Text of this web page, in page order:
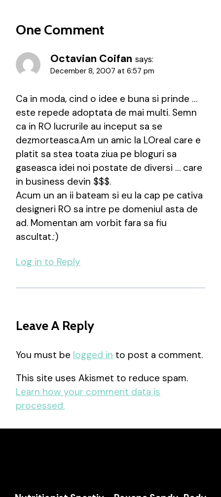
One Comment
Octavian Coifan says:
December 8, 2007 at 6:57 pm
Ca in moda, cind o idee e buna si prinde …
este repede adoptata de mai multi. Semn
ca in RO lucrurile au inceput sa se
dezmorteasca.Am un amic la LOreal care e
platit sa stea toata ziua pe bloguri sa
gaseasca idei noi postate de diversi … care
in business devin $$$.
Acum un an ii bateam si eu la cap pe cativa
designeri RO sa intre pe domeniul asta de
ad. Momentan am vorbit fara sa fiu
ascultat.:)
Log in to Reply
Leave A Reply
You must be logged in to post a comment.
This site uses Akismet to reduce spam.
Learn how your comment data is
processed.